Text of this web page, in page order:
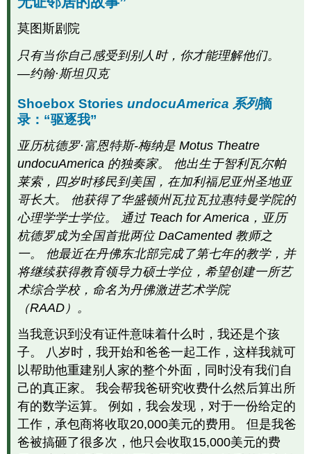
undocuAmerica
列
录：“驱
逐
作
品
引
用
许
可
和
归
属
CC
许
可
内
容：
创
CC
许
可
内
容：
之
前
已
莫图斯剧院
只有当你自己感受到别人时，你才能理解他们。
—约翰·斯坦贝克
Shoebox StoriesundocuAmerica 系列摘
录：“驱逐我”
亚历杭德罗·富恩特斯-梅纳是 Motus Theatre
undocuAmerica 的独奏家。 他出生于智利瓦尔帕
莱索，四岁时移民到美国，在加利福尼亚州圣地亚
哥长大。 他获得了华盛顿州瓦拉瓦拉惠特曼学院的
心理学学士学位。 通过 Teach for America，亚历
杭德罗成为全国首批两位 DaCamented 教师之
一。 他最近在丹佛东北部完成了第七年的教学，并
将继续获得教育领导力硕士学位，希望创建一所艺
术综合学校，命名为丹佛激进艺术学院
（RAAD）。
当我意识到没有证件意味着什么时，我还是个孩
子。 八岁时，我开始和爸爸一起工作，这样我就可
以帮助他重建别人家的整个外面，同时没有我们自
己的真正家。 我会帮我爸研究收费什么然后算出所
有的数学运算。 例如，我会发现，对于一份给定的
工作，承包商将收取20,000美元的费用。 但是我爸
爸被搞砸了很多次，他只会收取15,000美元的费